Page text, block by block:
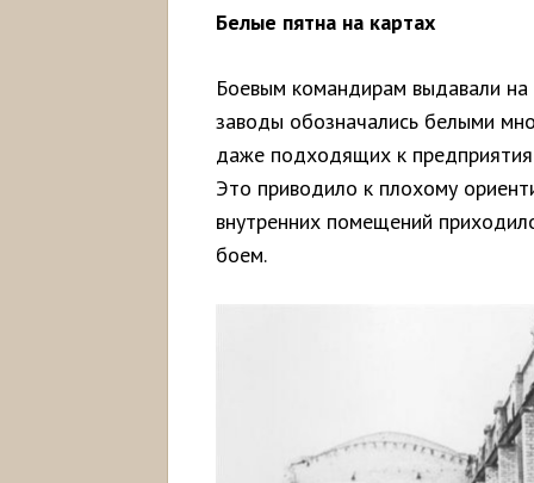
Белые пятна на картах
Боевым командирам выдавали на
заводы обозначались белыми
даже подходящих к
Это приводило к плохому
внутренних помещений
боем.